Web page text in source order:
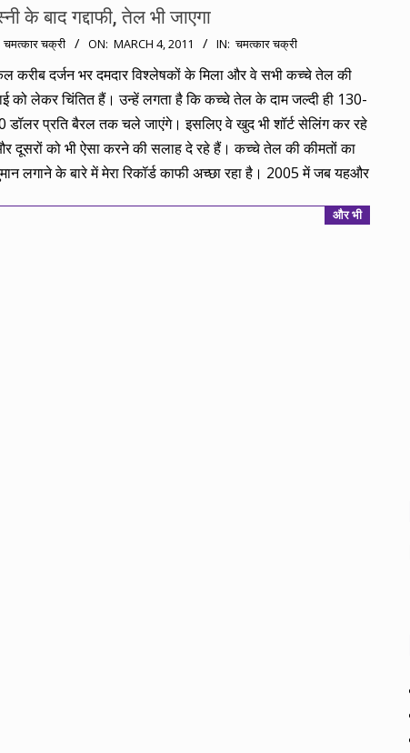
के बाद गद्दाफी, तेल भी जाएगा
चमत्कार चक्री ON: MARCH 4, 2011 IN: चमत्कार चक्री
करीब दर्जन भर दमदार विश्लेषकों के मिला और वे सभी कच्चे तेल की
को लेकर चिंतित हैं। उन्हें लगता है कि कच्चे तेल के दाम जल्दी ही 130-
डॉलर प्रति बैरल तक चले जाएंगे। इसलिए वे खुद भी शॉर्ट सेलिंग कर रहे
दूसरों को भी ऐसा करने की सलाह दे रहे हैं। कच्चे तेल की कीमतों का
लगाने के बारे में मेरा रिकॉर्ड काफी अच्छा रहा है। 2005 में जब यहऔर
और भी